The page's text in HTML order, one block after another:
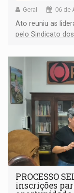
Geral 06 de
Ato reuniu as
pelo Sindicato
PROCESSO
inscrições